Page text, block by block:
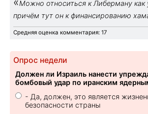
Можно относиться к Либерману как
причём тут он к финансированию
Средняя оценка комментария: 17
Опрос недели
Должен ли Израиль нанести
бомбовый удар по иранским
- Да, должен, это является
безопасности страны